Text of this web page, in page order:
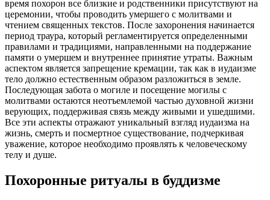
время похорон все близкие и родственники присутствуют на
церемонии, чтобы проводить умершего с молитвами и
чтением священных текстов. После захоронения начинается
период траура, который регламентируется определенными
правилами и традициями, направленными на поддержание
памяти о умершем и внутреннее принятие утраты. Важным
аспектом является запрещение кремации, так как в иудаизме
тело должно естественным образом разложиться в земле.
Последующая забота о могиле и посещение могилы с
молитвами остаются неотъемлемой частью духовной жизни
верующих, поддерживая связь между живыми и ушедшими.
Все эти аспекты отражают уникальный взгляд иудаизма на
жизнь, смерть и посмертное существование, подчеркивая
уважение, которое необходимо проявлять к человеческому
телу и душе.
Похоронные ритуалы в буддизме